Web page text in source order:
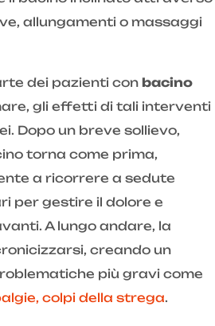
allungamenti o massaggi
dei pazienti con bacino
gli effetti di tali interventi
Dopo un breve sollievo,
torna come prima,
a ricorrere a sedute
per gestire il dolore e
A lungo andare, la
creando un
più gravi come
colpi della strega.